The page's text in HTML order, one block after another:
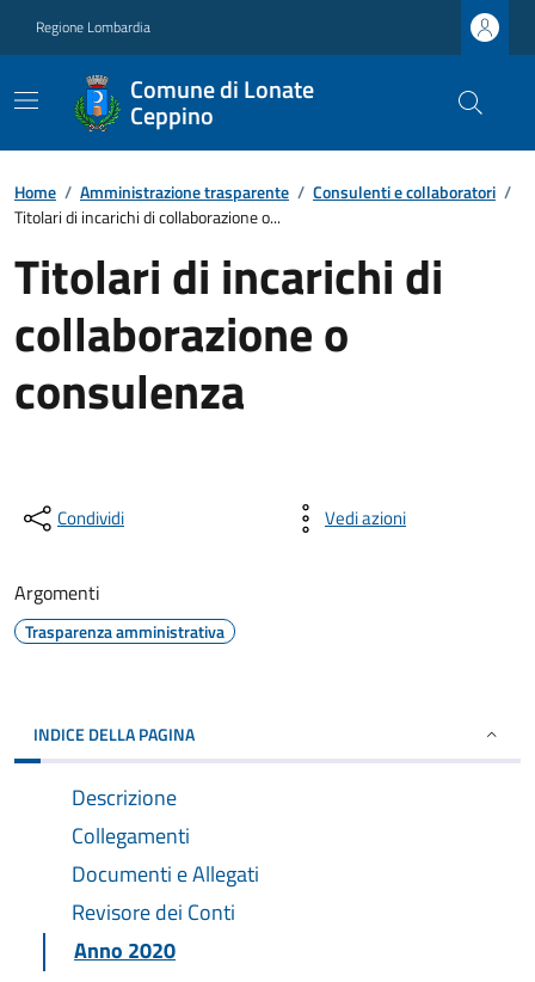
Regione Lombardia
Comune di Lonate
Ceppino
Home / Amministrazione trasparente / Consulenti e collaboratori /
Titolari di incarichi di collaborazione o...
Titolari di incarichi di
collaborazione o
consulenza
Condividi Vedi azioni
Argomenti
Trasparenza amministrativa
INDICE DELLA PAGINA
Descrizione
Collegamenti
Documenti e Allegati
Revisore dei Conti
Anno 2020